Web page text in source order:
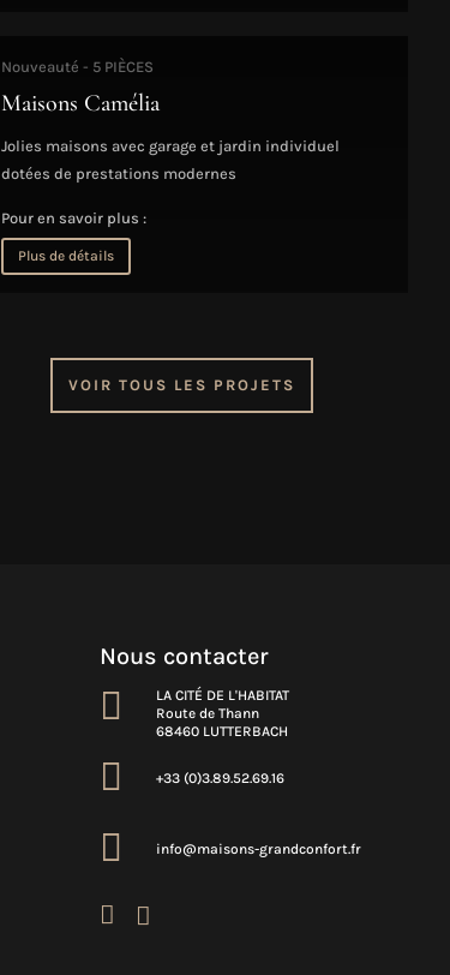
Nouveauté - 5 PIÈCES
Maisons Camélia
Jolies maisons avec garage et jardin individuel
dotées de prestations modernes
Pour en savoir plus :
Plus de détails
VOIR TOUS LES PROJETS
Nous contacter

LA CITÉ DE L'HABITAT
Route de Thann
68460 LUTTERBACH
 +33 (0)3.89.52.69.16
 info@maisons-grandconfort.fr
 